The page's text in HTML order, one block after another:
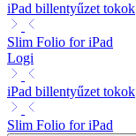
iPad billentyűzet tokok
Slim Folio for iPad
Logi
iPad billentyűzet tokok
Slim Folio for iPad